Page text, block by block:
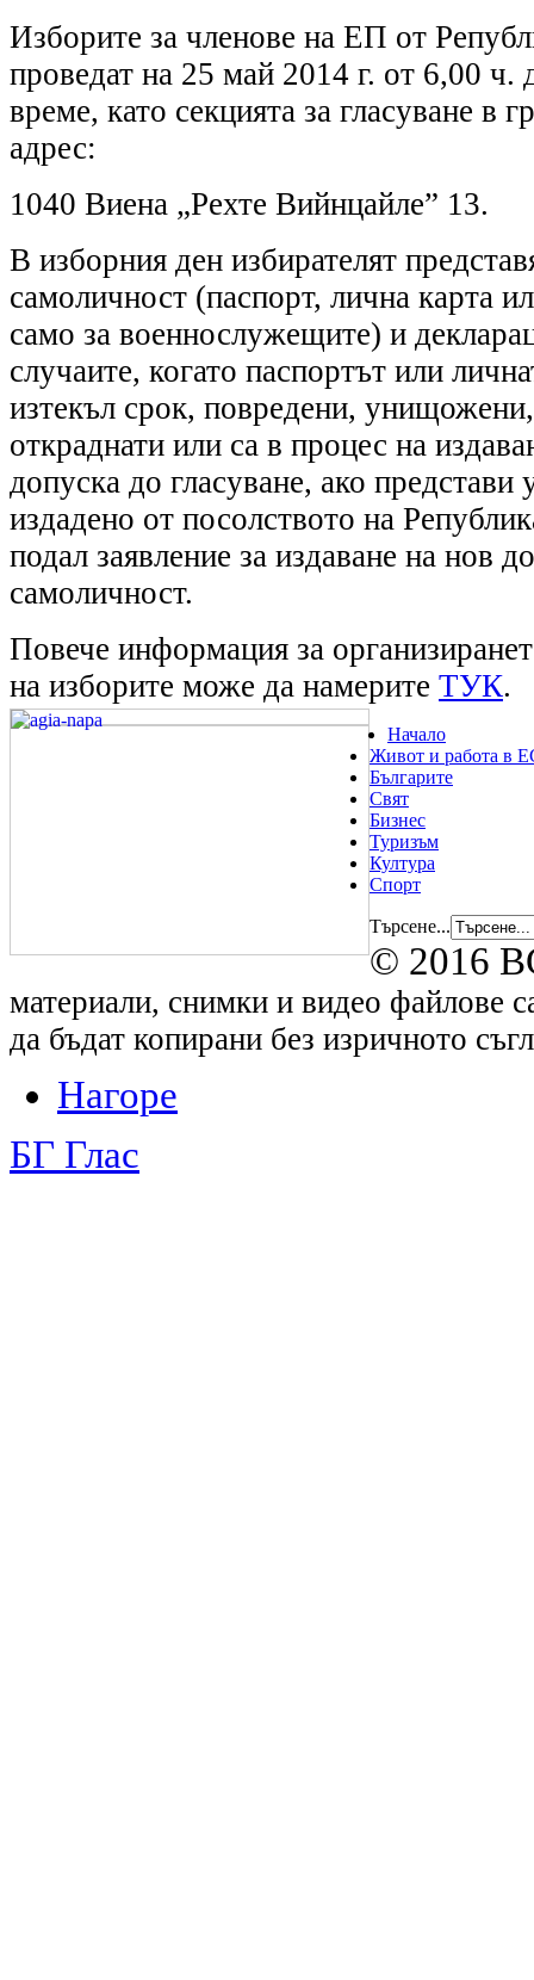
Изборите за членове на ЕП от
проведат на 25 май 2014 г. от 6,00 ч.
време, като секцията за гласуване в
адрес:
1040 Виена „Рехте Вийнцайле” 13.
В изборния ден избирателят
самоличност (паспорт, лична карта
само за военнослужещите) и
случаите, когато паспортът или
изтекъл срок, повредени,
откраднати или са в процес на
допуска до гласуване, ако представи
издадено от посолството на
подал заявление за издаване на нов
самоличност.
Повече информация за
на изборите може да намерите ТУК.
Начало
Живот и работа в
Българите
Свят
Бизнес
Туризъм
Култура
Спорт
Търсене...
© 2016
материали, снимки и видео файлове
да бъдат копирани без изричното
Нагоре
БГ Глас